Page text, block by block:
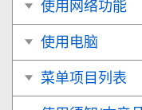
使用网络功能
使用电脑
菜单项目列表